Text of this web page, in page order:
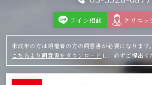
ライン相談 クリニッ
未成年の方は親権者の方の同意書が必要になります。
こちらより同意書をダウンロード し、必ずご提出く